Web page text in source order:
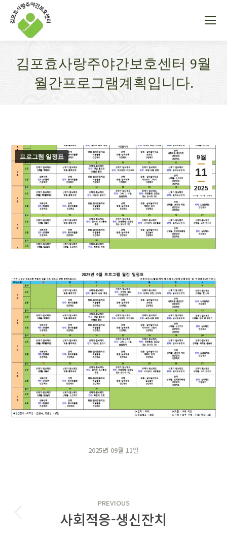
김포효사랑주야간보호센터 9월
월간프로그램계획입니다.
9월
11
2025
프로그램 일정표
2025년 09월 11일
NAVIGATION
PREVIOUS
Previous
사회적응-생신잔치